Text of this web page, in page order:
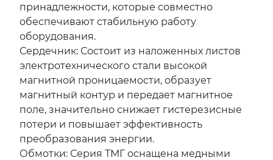
принадлежности, которые совместно
обеспечивают стабильную работу
оборудования.
Сердечник: Состоит из наложенных листов
электротехнического стали высокой
магнитной проницаемости, образует
магнитный контур и передает магнитное
поле, значительно снижает гистерезисные
потери и повышает эффективность
преобразования энергии.
Обмотки: Серия ТМГ оснащена медными